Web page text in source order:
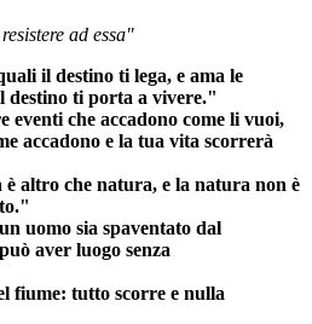
ad essa"
il destino ti lega, e ama le
destino ti porta a vivere."
eventi che accadono come li vuoi,
accadono e la tua vita scorrerà
altro che natura, e la natura non è
uomo sia spaventato dal
aver luogo senza
fiume: tutto scorre e nulla